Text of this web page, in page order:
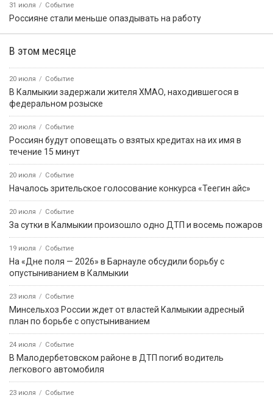
31 июля Событие
Россияне стали меньше опаздывать на работу
В этом месяце
20 июля Событие
В Калмыкии задержали жителя ХМАО, находившегося в
федеральном розыске
20 июля Событие
Россиян будут оповещать о взятых кредитах на их имя в
течение 15 минут
20 июля Событие
Началось зрительское голосование конкурса «Теегин айс»
20 июля Событие
За сутки в Калмыкии произошло одно ДТП и восемь пожаров
19 июля Событие
На «Дне поля — 2026» в Барнауле обсудили борьбу с
опустыниванием в Калмыкии
23 июля Событие
Минсельхоз России ждет от властей Калмыкии адресный
план по борьбе с опустыниванием
24 июля Событие
В Малодербетовском районе в ДТП погиб водитель
легкового автомобиля
23 июля Событие